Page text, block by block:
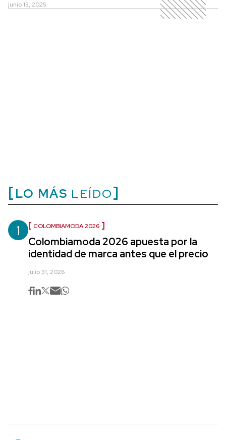
junio 15, 2025
LO MÁS LEÍDO
1 COLOMBIAMODA 2026
Colombiamoda 2026 apuesta por la
identidad de marca antes que el precio
julio 31, 2026